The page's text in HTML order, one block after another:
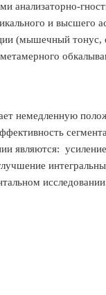
анализаторно-
и высшего
(мышечный
немедленную
являются: